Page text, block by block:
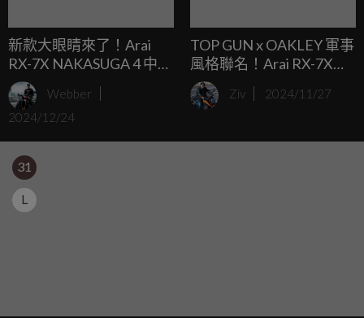
新款大眼睛來了！Arai
RX-7X NAKASUGA 4 中須
賀克行 安全帽塗裝新登場
Webber
2024/12/24
TOP GUN x OAKLEY 軍事
風格聯名！Arai RX-7X
MAVERICK OAKLEY 重
磅亮相Ziv 2024/11/27
31
L